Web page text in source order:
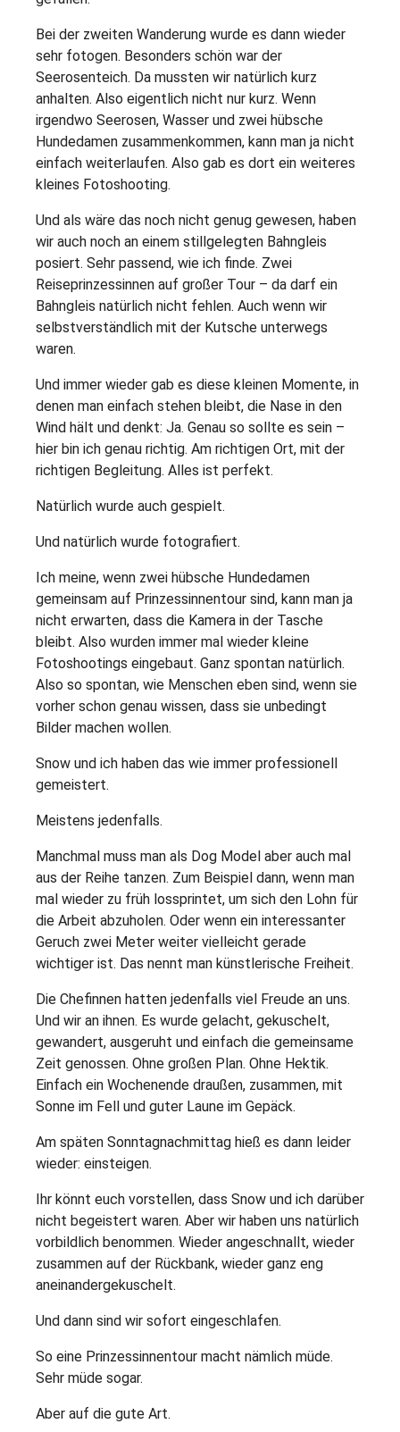
Bei der zweiten Wanderung wurde es dann wieder
sehr fotogen. Besonders schön war der
Seerosenteich. Da mussten wir natürlich kurz
anhalten. Also eigentlich nicht nur kurz. Wenn
irgendwo Seerosen, Wasser und zwei hübsche
Hundedamen zusammenkommen, kann man ja nicht
einfach weiterlaufen. Also gab es dort ein weiteres
kleines Fotoshooting.
Und als wäre das noch nicht genug gewesen, haben
wir auch noch an einem stillgelegten Bahngleis
posiert. Sehr passend, wie ich finde. Zwei
Reiseprinzessinnen auf großer Tour – da darf ein
Bahngleis natürlich nicht fehlen. Auch wenn wir
selbstverständlich mit der Kutsche unterwegs
waren.
Und immer wieder gab es diese kleinen Momente, in
denen man einfach stehen bleibt, die Nase in den
Wind hält und denkt: Ja. Genau so sollte es sein –
hier bin ich genau richtig. Am richtigen Ort, mit der
richtigen Begleitung. Alles ist perfekt.
Natürlich wurde auch gespielt.
Und natürlich wurde fotografiert.
Ich meine, wenn zwei hübsche Hundedamen
gemeinsam auf Prinzessinnentour sind, kann man ja
nicht erwarten, dass die Kamera in der Tasche
bleibt. Also wurden immer mal wieder kleine
Fotoshootings eingebaut. Ganz spontan natürlich.
Also so spontan, wie Menschen eben sind, wenn sie
vorher schon genau wissen, dass sie unbedingt
Bilder machen wollen.
Snow und ich haben das wie immer professionell
gemeistert.
Meistens jedenfalls.
Manchmal muss man als Dog Model aber auch mal
aus der Reihe tanzen. Zum Beispiel dann, wenn man
mal wieder zu früh lossprintet, um sich den Lohn für
die Arbeit abzuholen. Oder wenn ein interessanter
Geruch zwei Meter weiter vielleicht gerade
wichtiger ist. Das nennt man künstlerische Freiheit.
Die Chefinnen hatten jedenfalls viel Freude an uns.
Und wir an ihnen. Es wurde gelacht, gekuschelt,
gewandert, ausgeruht und einfach die gemeinsame
Zeit genossen. Ohne großen Plan. Ohne Hektik.
Einfach ein Wochenende draußen, zusammen, mit
Sonne im Fell und guter Laune im Gepäck.
Am späten Sonntagnachmittag hieß es dann leider
wieder: einsteigen.
Ihr könnt euch vorstellen, dass Snow und ich darüber
nicht begeistert waren. Aber wir haben uns natürlich
vorbildlich benommen. Wieder angeschnallt, wieder
zusammen auf der Rückbank, wieder ganz eng
aneinandergekuschelt.
Und dann sind wir sofort eingeschlafen.
So eine Prinzessinnentour macht nämlich müde.
Sehr müde sogar.
Aber auf die gute Art.